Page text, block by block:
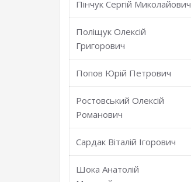
Пінчук Сергій Миколайович
Поліщук Олексій
Григорович
Попов Юрій Петрович
Ростовський Олексій
Романович
Сардак Віталій Ігорович
Шока Анатолій